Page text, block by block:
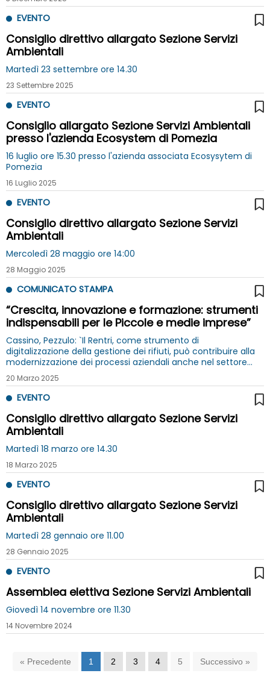
EVENTO
Consiglio direttivo allargato Sezione Servizi
Ambientali
Martedì 23 settembre ore 14.30
23 Settembre 2025
EVENTO
Consiglio allargato Sezione Servizi Ambientali
presso l'azienda Ecosystem di Pomezia
16 luglio ore 15.30 presso l'azienda associata Ecosysytem di
Pomezia
16 Luglio 2025
EVENTO
Consiglio direttivo allargato Sezione Servizi
Ambientali
Mercoledì 28 maggio ore 14:00
28 Maggio 2025
COMUNICATO STAMPA
“Crescita, innovazione e formazione: strumenti
indispensabili per le Piccole e medie imprese”
Cassino, Pezzulo: `Il Rentri, come strumento di
digitalizzazione della gestione dei rifiuti, può contribuire alla
modernizzazione dei processi aziendali anche nel settore
della gestione ambientale”
20 Marzo 2025
EVENTO
Consiglio direttivo allargato Sezione Servizi
Ambientali
Martedì 18 marzo ore 14.30
18 Marzo 2025
EVENTO
Consiglio direttivo allargato Sezione Servizi
Ambientali
Martedì 28 gennaio ore 11.00
28 Gennaio 2025
EVENTO
Assemblea elettiva Sezione Servizi Ambientali
Giovedì 14 novembre ore 11.30
14 Novembre 2024
« Precedente 1 2 3 4 5 Successivo »